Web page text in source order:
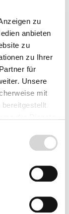
zu
anbieten
zu
zu Ihrer
für
Unsere
mit
Sie können